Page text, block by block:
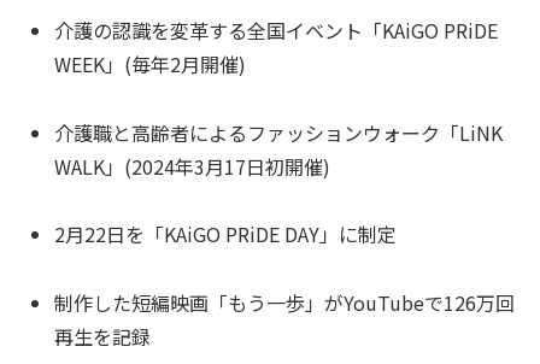
介護の認識を変革する全国イベント「KAiGO PRiDE
WEEK」(毎年2月開催)
介護職と高齢者によるファッションウォーク「LiNK
WALK」(2024年3月17日初開催)
2月22日を「KAiGO PRiDE DAY」に制定
制作した短編映画「もう一歩」がYouTubeで126万回
再生を記録